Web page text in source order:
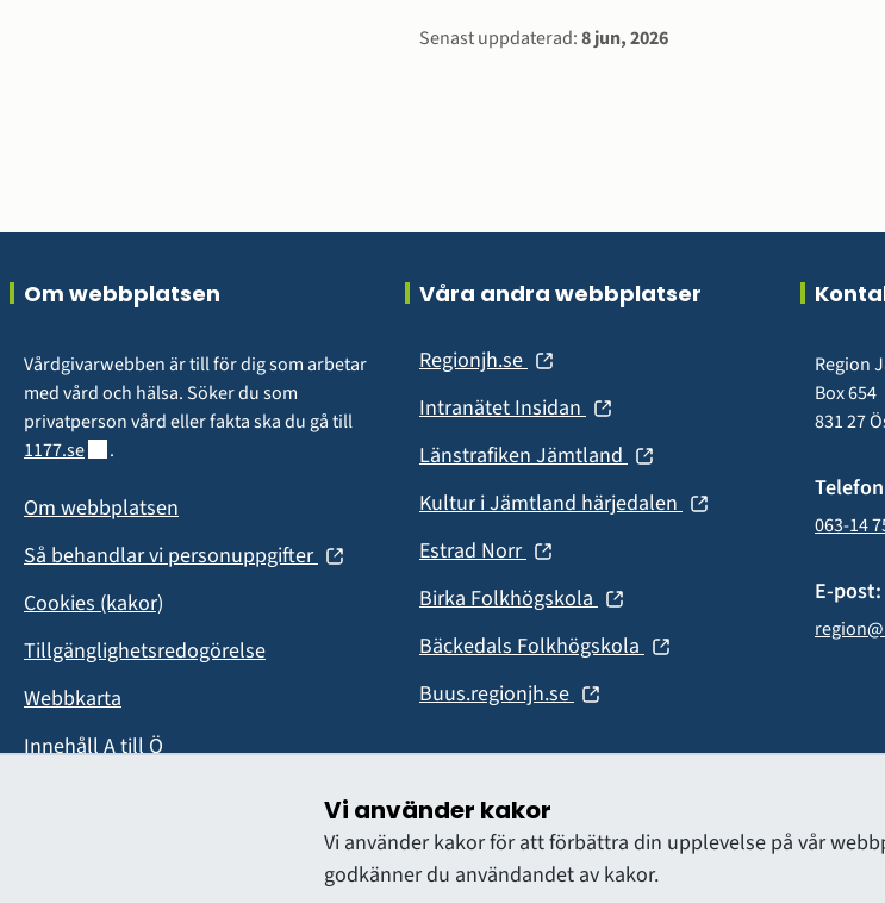
Vi använder kakor
Vi använder kakor för att förbättra din upplevelse på vår
godkänner du användandet av kakor.
Sidinformation
Senast uppdaterad:8 jun, 2026
Sidfot
Om webbplatsen
Vårdgivarwebben är till för dig som arbetar
med vård och hälsa. Söker du som
1177.seLänk till annan webbplats.
.
Om webbplatsen
Så behandlar vi personuppgifter (öppnas
Cookies (kakor)
Tillgänglighetsredogörelse
Webbkarta
Innehåll A till Ö
Våra andra webbplatser
Regionjh.se (öppnas
nytt
fönster)
Intranätet Insidan (öppnas
nytt
fönster)
Länstrafiken Jämtland (öppnas
nytt
Kultur i Jämtland härjedalen (öppnas
Estrad Norr (öppnas
nytt
fönster)
Birka Folkhögskola (öppnas
nytt
fönster)
Bäckedals Folkhögskola (öppnas
Buus.regionjh.se (öppnas
nytt
Region
Box 654
831 27
063-14
E-post: